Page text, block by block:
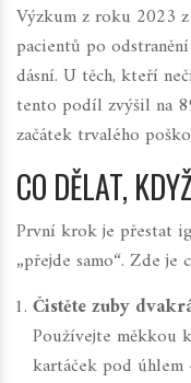
Výzkum z roku 2023
pacientů po
dásní. U těch, kteří
tento podíl zvýšil na
začátek trvalého
CO DĚLAT,
První krok je přestat
„přejde samo“. Zde je
Čistěte zuby
Používejte měkkou
kartáček pod